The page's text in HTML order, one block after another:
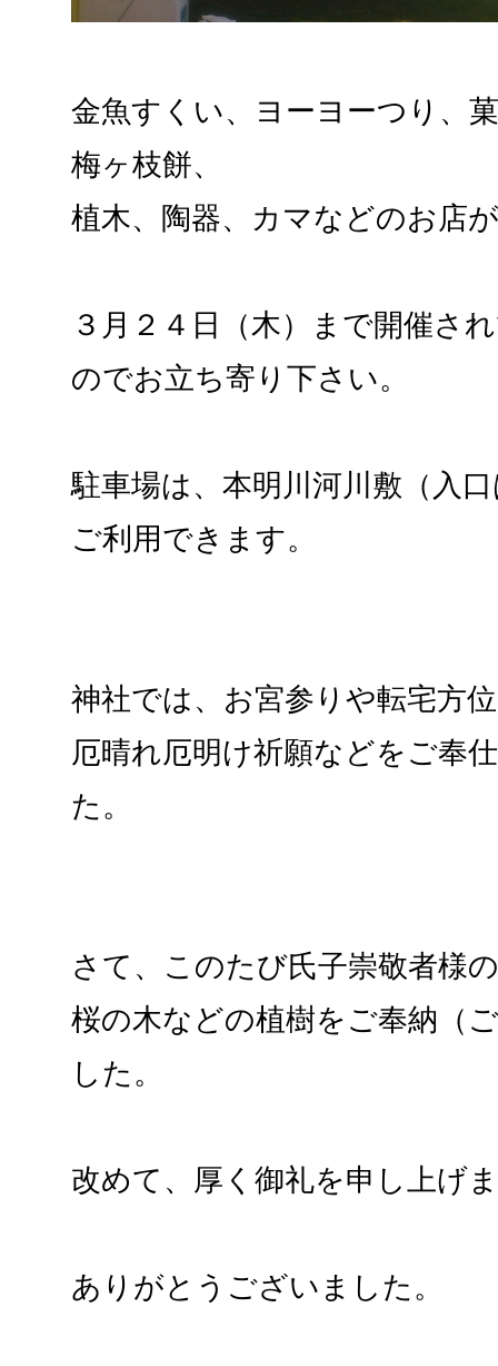
金魚すくい、ヨーヨーつり、
梅ヶ枝餅、
植木、陶器、カマなどのお店
３月２４日（木）まで開催さ
のでお立ち寄り下さい。
駐車場は、本明川河川敷（入
ご利用できます。
神社では、お宮参りや転宅方
厄晴れ厄明け祈願などをご奉
た。
さて、このたび氏子崇敬者様
桜の木などの植樹をご奉納（
した。
改めて、厚く御礼を申し上げ
ありがとうございました。